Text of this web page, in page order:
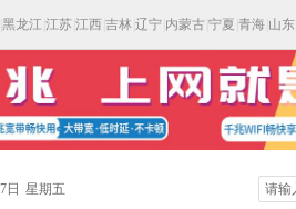
黑龙江 江苏 江西 吉林 辽宁 内蒙古 宁夏 青海 山东
7日 星期五